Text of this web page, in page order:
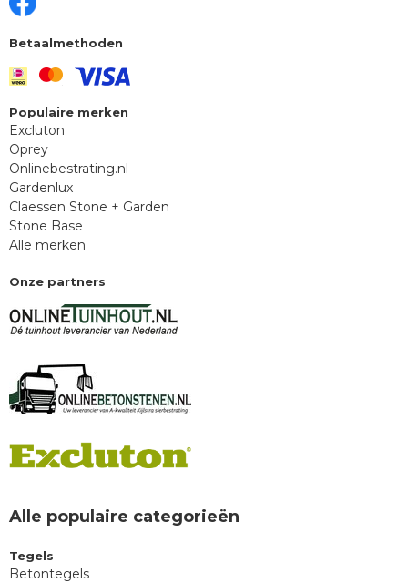
Betaalmethoden
Populaire merken
Excluton
Oprey
Onlinebestrating.nl
Gardenlux
Claessen Stone + Garden
Stone Base
Alle merken
Onze partners
Alle populaire categorieën
Tegels
Betontegels